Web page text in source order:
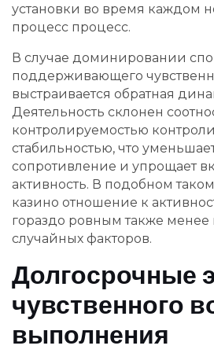
установки во время каждом
процесс процесс.
В случае доминировании
поддерживающего
выстраивается обратная
Деятельность склонен
контролируемостью
стабильностью, что
сопротивление и упрощает
активность. В подобном
казино отношение к
гораздо ровным также
случайных факторов.
Долгосрочные
чувственного
выполнения